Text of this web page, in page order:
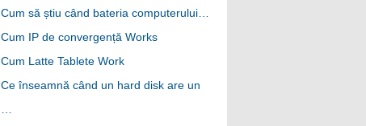
Cum să știu când bateria computerului…
Cum IP de convergență Works
Cum Latte Tablete Work
Ce înseamnă când un hard disk are un